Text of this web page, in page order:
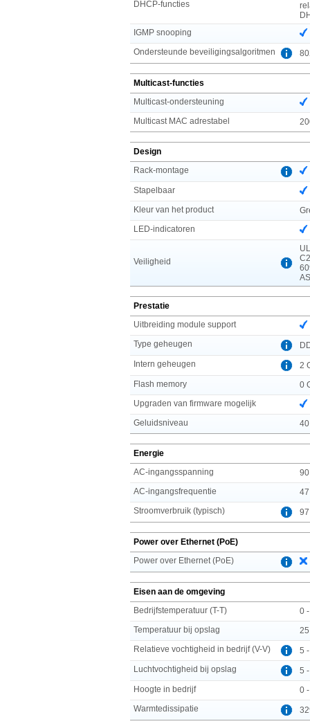
DHCP-functies
IGMP snooping
Ondersteunde beveiligingsalgoritmen
Multicast-functies
Multicast-ondersteuning
Multicast MAC adrestabel
Design
Rack-montage
Stapelbaar
Kleur van het product
LED-indicatoren
Veiligheid
Prestatie
Uitbreiding module support
Type geheugen
Intern geheugen
2
Flash memory
0
Upgraden van firmware mogelijk
Geluidsniveau
Energie
AC-ingangsspanning
AC-ingangsfrequentie
Stroomverbruik (typisch)
Power over Ethernet (PoE)
Power over Ethernet (PoE)
Eisen aan de omgeving
Bedrijfstemperatuur (T-T)
0
Temperatuur bij opslag
Relatieve vochtigheid in bedrijf (V-V)
5
Luchtvochtigheid bij opslag
5
Hoogte in bedrijf
0
Warmtedissipatie